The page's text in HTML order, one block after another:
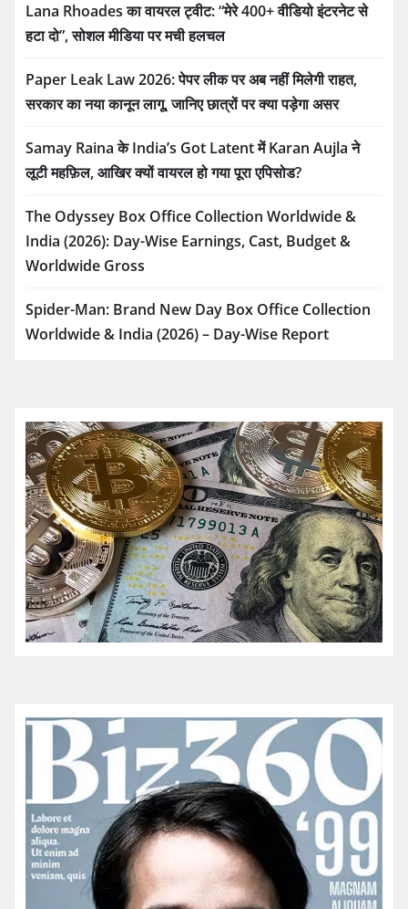
Lana Rhoades का वायरल ट्वीट: “मेरे 400+ वीडियो इंटरनेट से
हटा दो”, सोशल मीडिया पर मची हलचल
Paper Leak Law 2026: पेपर लीक पर अब नहीं मिलेगी राहत,
सरकार का नया कानून लागू, जानिए छात्रों पर क्या पड़ेगा असर
Samay Raina के India’s Got Latent में Karan Aujla ने
लूटी महफ़िल, आखिर क्यों वायरल हो गया पूरा एपिसोड?
The Odyssey Box Office Collection Worldwide &
India (2026): Day-Wise Earnings, Cast, Budget &
Worldwide Gross
Spider-Man: Brand New Day Box Office Collection
Worldwide & India (2026) – Day-Wise Report